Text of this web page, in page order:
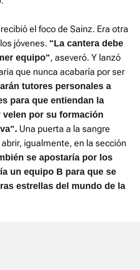
el foco de Sainz. Era otra
jóvenes. "La cantera debe
equipo", aseveró. Y lanzó
que nunca acabaría por ser
tutores personales a
para que entiendan la
por su formación
Una puerta a la sangre
igualmente, en la sección
se apostaría por los
un equipo B para que se
estrellas del mundo de la